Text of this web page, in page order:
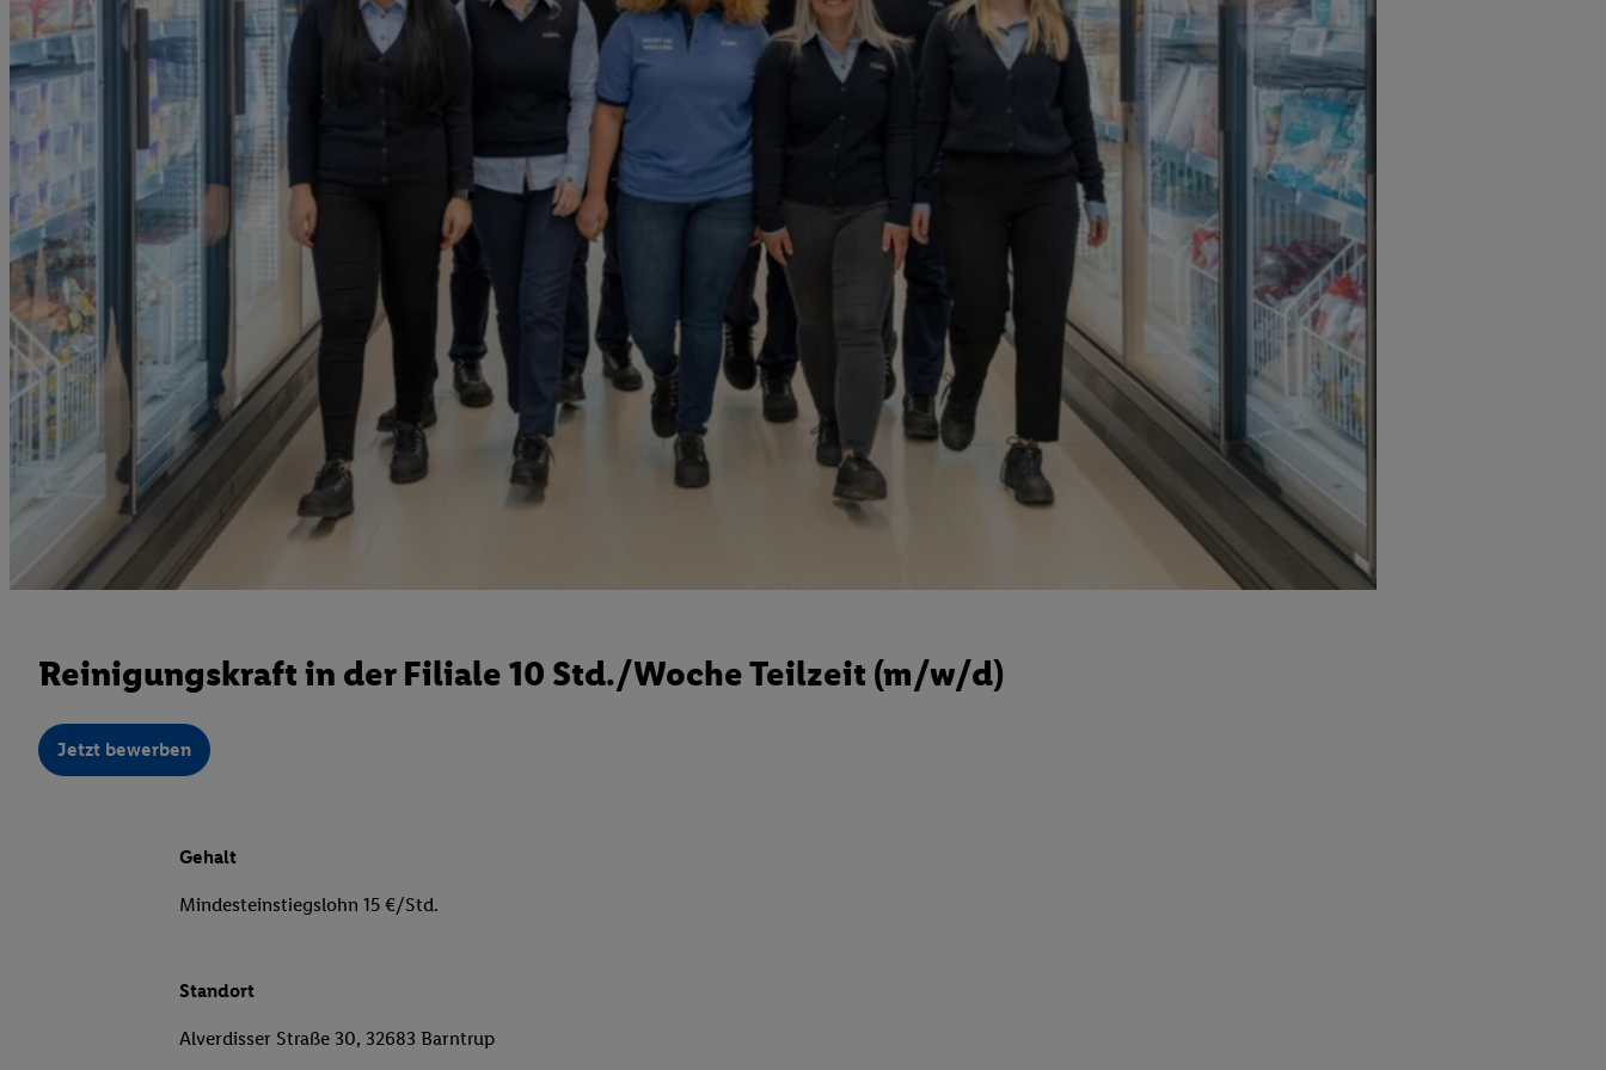
Reinigungskraft in der Filiale 10 Std./Woche Teilzeit (m/w/d)
Jetzt bewerben
Gehalt
Mindesteinstiegslohn 15 €/Std.
Standort
Alverdisser Straße 30, 32683 Barntrup